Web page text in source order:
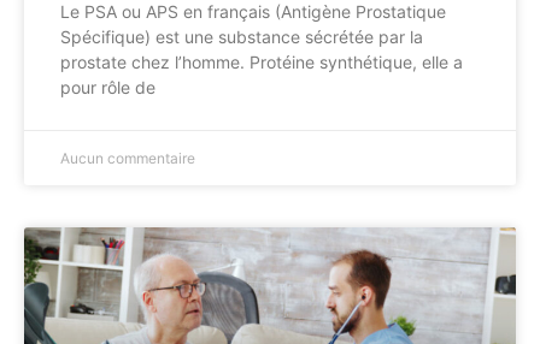
Le PSA ou APS en français (Antigène Prostatique
Spécifique) est une substance sécrétée par la
prostate chez l’homme. Protéine synthétique, elle a
pour rôle de
Aucun commentaire